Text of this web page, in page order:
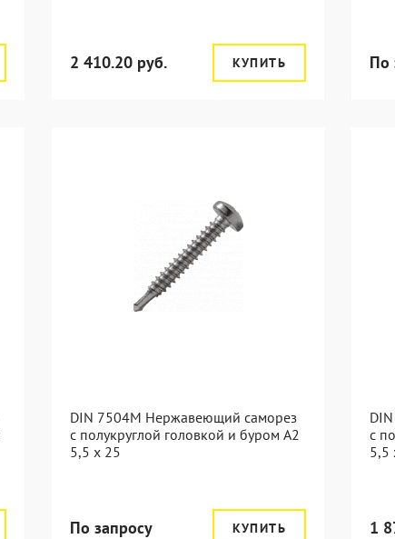
2 410.20 руб. КУПИТЬ По
DIN 7504M Нержавеющий саморез
с полукруглой головкой и буром А2
5,5 x 25
По запросу КУПИТЬ
с
5,5
1